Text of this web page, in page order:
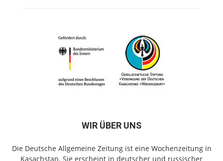
WIR ÜBER UNS
Die Deutsche Allgemeine Zeitung ist eine Wochenzeitung in
Kasachstan. Sie erscheint in deutscher und russischer